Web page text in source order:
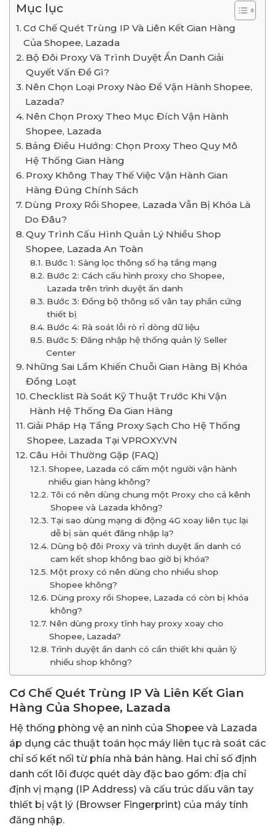
Mục lục
Cơ Chế Quét Trùng IP Và Liên Kết Gian Hàng
Của Shopee, Lazada
Bộ Đôi Proxy Và Trình Duyệt Ẩn Danh Giải
Quyết Vấn Đề Gì?
Nên Chọn Loại Proxy Nào Để Vận Hành Shopee,
Lazada?
Nên Chọn Proxy Theo Mục Đích Vận Hành
Shopee, Lazada
Bảng Điều Hướng: Chọn Proxy Theo Quy Mô
Hệ Thống Gian Hàng
Proxy Không Thay Thế Việc Vận Hành Gian
Hàng Đúng Chính Sách
Dùng Proxy Rồi Shopee, Lazada Vẫn Bị Khóa Là
Do Đâu?
Quy Trình Cấu Hình Quản Lý Nhiều Shop
Shopee, Lazada An Toàn
Bước 1: Sàng lọc thông số hạ tầng mạng
Bước 2: Cách cấu hình proxy cho Shopee,
Lazada trên trình duyệt ẩn danh
Bước 3: Đồng bộ thông số vân tay phần cứng
thiết bị
Bước 4: Rà soát lỗi rò rỉ dòng dữ liệu
Bước 5: Đăng nhập hệ thống quản lý Seller
Center
Những Sai Lầm Khiến Chuỗi Gian Hàng Bị Khóa
Đồng Loạt
Checklist Rà Soát Kỹ Thuật Trước Khi Vận
Hành Hệ Thống Đa Gian Hàng
Giải Pháp Hạ Tầng Proxy Sạch Cho Hệ Thống
Shopee, Lazada Tại VPROXY.VN
Câu Hỏi Thường Gặp (FAQ)
Shopee, Lazada có cấm một người vận hành
nhiều gian hàng không?
Tôi có nên dùng chung một Proxy cho cả kênh
Shopee và Lazada không?
Tại sao dùng mạng di động 4G xoay liên tục lại
dễ bị sàn quét đăng nhập lạ?
Dùng bộ đôi Proxy và trình duyệt ẩn danh có
cam kết shop không bao giờ bị khóa?
Một proxy có nên dùng cho nhiều shop
Shopee không?
Dùng proxy rồi Shopee, Lazada có còn bị khóa
không?
Nên dùng proxy tĩnh hay proxy xoay cho
Shopee, Lazada?
Trình duyệt ẩn danh có cần thiết khi quản lý
nhiều shop không?
Cơ Chế Quét Trùng IP Và Liên Kết Gian
Hàng Của Shopee, Lazada
Hệ thống phòng vệ an ninh của Shopee và Lazada
áp dụng các thuật toán học máy liên tục rà soát các
chỉ số kết nối từ phía nhà bán hàng. Hai chỉ số định
danh cốt lõi được quét dày đặc bao gồm: địa chỉ
định vị mạng (IP Address) và cấu trúc dấu vân tay
thiết bị vật lý (Browser Fingerprint) của máy tính
đăng nhập.